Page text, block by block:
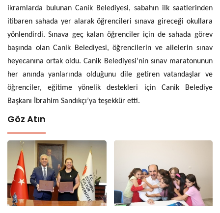
ikramlarda bulunan Canik Belediyesi, sabahın ilk saatlerinden
itibaren sahada yer alarak öğrencileri sınava gireceği okullara
yönlendirdi. Sınava geç kalan öğrenciler için de sahada görev
başında olan Canik Belediyesi, öğrencilerin ve ailelerin sınav
heyecanına ortak oldu. Canik Belediyesi’nin sınav maratonunun
her anında yanlarında olduğunu dile getiren vatandaşlar ve
öğrenciler, eğitime yönelik destekleri için Canik Belediye
Başkanı İbrahim Sandıkçı’ya teşekkür etti.
Göz Atın